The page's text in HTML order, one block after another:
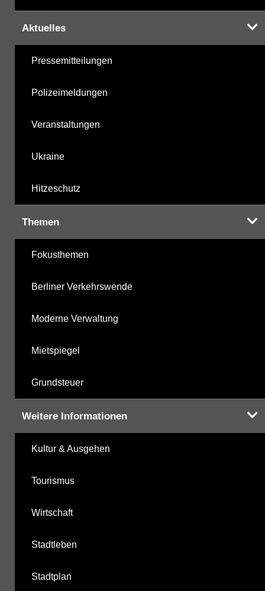
Aktuelles
Pressemitteilungen
Polizeimeldungen
Veranstaltungen
Ukraine
Hitzeschutz
Themen
Fokusthemen
Berliner Verkehrswende
Moderne Verwaltung
Mietspiegel
Grundsteuer
Weitere Informationen
Kultur & Ausgehen
Tourismus
Wirtschaft
Stadtleben
Stadtplan